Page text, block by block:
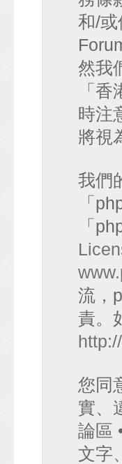
和/或
然我
「
時注
將視
我們
「
「
流，
責。
您同
實、
論區
文字